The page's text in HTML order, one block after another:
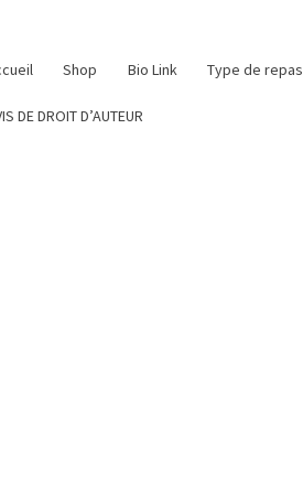
Shop Bio Link Type de repas
DE DROIT D’AUTEUR